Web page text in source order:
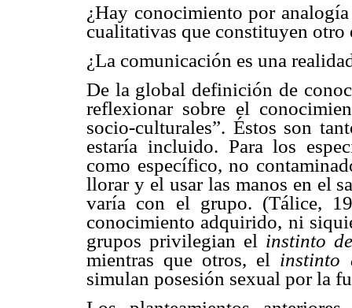
¿Hay conocimiento por
cualitativas que constituyen otro
¿La comunicación es una
De la global definición de
reflexionar sobre el
socio-culturales”. Éstos son
estaría incluido. Para los
como específico, no
llorar y el usar las manos en el
varía con el grupo. (Tálice,
conocimiento adquirido, ni
grupos privilegian el instinto
mientras que otros, el instinto
simulan posesión sexual por la